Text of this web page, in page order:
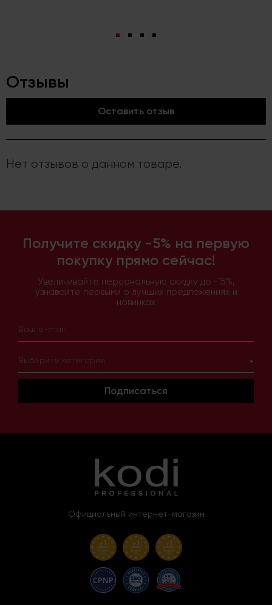
Отзывы
Оставить отзыв
Нет отзывов о данном товаре.
Получите скидку -5% на первую
покупку прямо сейчас!
Увеличивайте персональную скидку до -15%,
узнавайте первыми о лучших предложениях и
новинках
Выберите категории
Подписаться
Официальный интернет-магазин